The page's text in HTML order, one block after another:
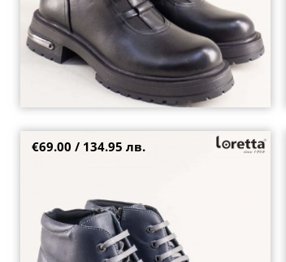
Сини анатомични дамски боти на олекотено
€69.00 / 134.95 лв.